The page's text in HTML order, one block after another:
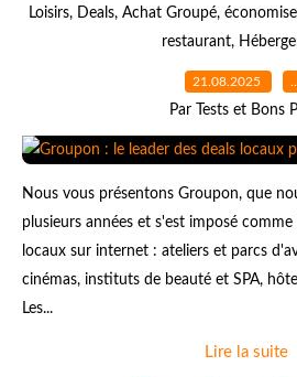
Loisirs, Deals, Achat Groupé,
restaurant,
21.08.2025
Par Tests et Bons
Nous vous présentons Groupon, que
plusieurs années et s'est imposé
locaux sur internet : ateliers et parcs
cinémas, instituts de beauté et SPA,
Les...
Lire la suite